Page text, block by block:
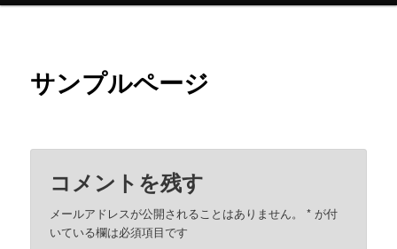
サンプルページ
コメントを残す
メールアドレスが公開されることはありません。* が付
いている欄は必須項目です